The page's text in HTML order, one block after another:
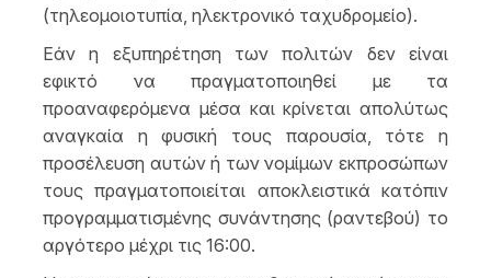
(τηλεομοιοτυπία, ηλεκτρονικό ταχυδρομείο).
Εάν η εξυπηρέτηση των πολιτών δεν είναι
εφικτό να πραγματοποιηθεί με τα
προαναφερόμενα μέσα και κρίνεται απολύτως
αναγκαία η φυσική τους παρουσία, τότε η
προσέλευση αυτών ή των νομίμων εκπροσώπων
τους πραγματοποιείται αποκλειστικά κατόπιν
προγραμματισμένης συνάντησης (ραντεβού) το
αργότερο μέχρι τις 16:00.